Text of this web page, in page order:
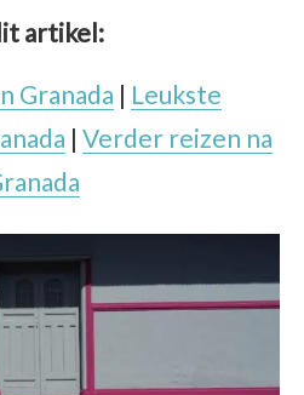
artikel:
Granada | Leukste
| Verder reizen na